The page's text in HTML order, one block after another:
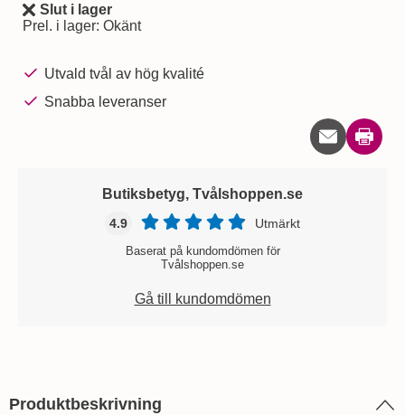
Tillgänglighet:
Slut i lager
Prel. i lager: Okänt
Utvald tvål av hög kvalité
Snabba leveranser
Skriv
Butiksbetyg, Tvålshoppen.se
4.9 Utmärkt
Baserat på kundomdömen för
Tvålshoppen.se
Gå till kundomdömen
Produktbeskrivning